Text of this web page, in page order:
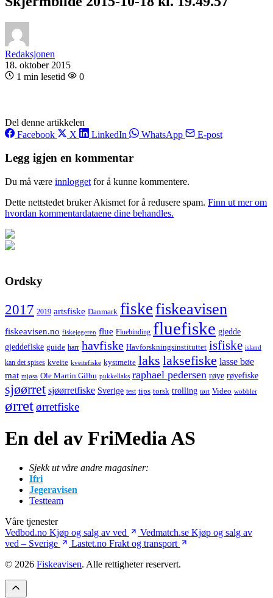
Redaksjonen
18. oktober 2015
1 min lesetid
0
Del denne artikkelen
Facebook
X LinkedIn WhatsApp E-post
Legg igjen en kommentar
Du må være innlogget for å kunne kommentere.
Dette nettstedet bruker Akismet for å redusere spam. Finn ut mer om
hvordan kommentardataene dine behandles.
Ordsky
2017 2019 artsfiske Danmark fiskefiskeavisen
fiskeavisen.no fiskejegeren flue Fluebinding fluefiske gjedde
gjeddefiske guide harr havfiske Havforskningsinstituttet isfiske island
kan det spises kveite kveitefiske kystmeite laks laksefiske lasse bøe
mat mjøsa Ole Martin Gilbu pukkellaks raphael pedersen røye røyefiske
sjøørret sjøørretfiske Sverige test tips torsk trolling tørt Video wobbler
ørretørretfiske
En del av FriMedia AS
Sjekk ut våre andre magasiner:
Ifri
Jegeravisen
Testteam
Våre tjenester
Vedbod.no Kjøp og salg av ved Vedmatch.se Kjøp og salg av
ved – Sverige
Lastet.no Frakt og transport
© 2026 Fiskeavisen. Alle rettigheter reservert.